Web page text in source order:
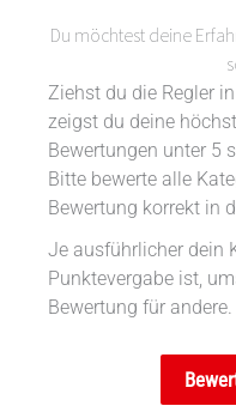
Du möchtest deine
Ziehst du die Regler
zeigst du deine
Bewertungen unter 5
Bitte bewerte alle
Bewertung korrekt in
Je ausführlicher dein
Punktevergabe ist,
Bewertung für andere.